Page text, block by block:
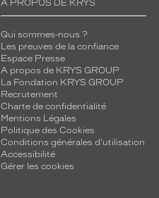
A PROPOS DE KRYS
Qui sommes-nous ?
Les preuves de la confiance
Espace Presse
A propos de KRYS GROUP
La Fondation KRYS GROUP
Recrutement
Charte de confidentialité
Mentions Légales
Politique des Cookies
Conditions générales d'utilisation
Accessibilité
Gérer les cookies